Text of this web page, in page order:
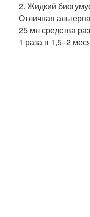
2. Жидкий
Отличная
25 мл средства
1 раза в 1,5–2